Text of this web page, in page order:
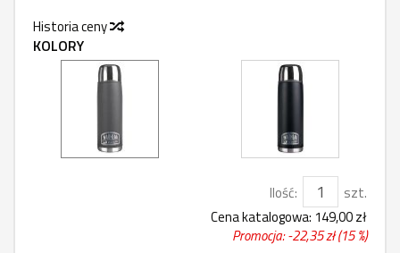
Historia ceny
KOLORY
Ilość:
szt.
Cena katalogowa: 149,00 zł
Promocja: -22,35 zł(15 %)